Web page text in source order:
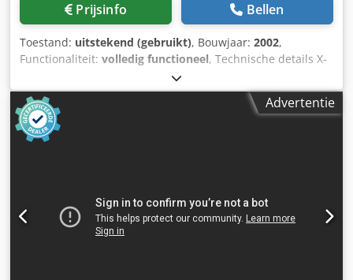
Prijsinfo Bellen
Toestand: uitstekend (gebruikt), Bouwjaar: 2002,
Functionaliteit: volledig functioneel, Technische details X-
weg 2800 mm Y-weg 2200 mm Z-weg 800 mm Besturing
Heidenhain iTNC 530 Tafeloppervlak 3000 x 1200 mm
Gereedschapopname HSK-A-63 Spindeltoerental 18000
omw/min Aandrijfsvermogen 18 kW Dsdpozr Nhfefx Aqujkr
Voedingsbereik 35000 mm/min Totaal benodigd vermogen
nauwkeurige bewerking van grote componenten. Met een
dwarsbeweging van 2200 mm en een hoogtoerige spil met
12000 omw/min combineert deze machine een groot
Advertentie